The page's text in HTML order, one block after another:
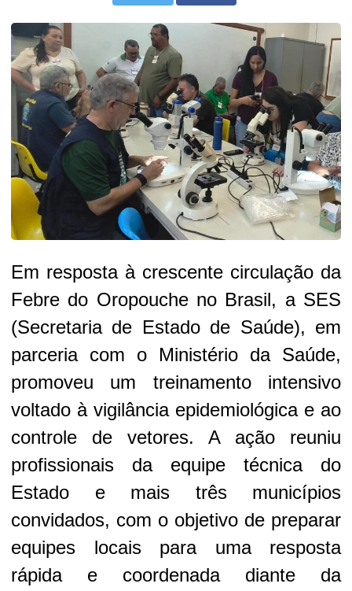
Em resposta à crescente circulação da
Febre do Oropouche no Brasil, a SES
(Secretaria de Estado de Saúde), em
parceria com o Ministério da Saúde,
promoveu um treinamento intensivo
voltado à vigilância epidemiológica e ao
controle de vetores. A ação reuniu
profissionais da equipe técnica do
Estado e mais três municípios
convidados, com o objetivo de preparar
equipes locais para uma resposta
rápida e coordenada diante da